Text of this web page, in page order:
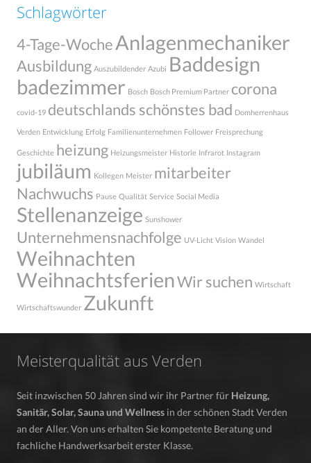
Schlagwörter
4-Tage-WocheAnlagenmechaniker
Ausbildung Auszubildender Azubi Baddesign
badezimmer Bosch Bosch Premium Partner corona
covid-19 deutschlands schönstes bad Domherrenhaus
Verden Entwicklung Erfolg Familienunternehmen Follower Freisprechung
Geschichte heizung Heizungsmeister Historie Infrarot Instagram
jubiläum Kollegen Meister mitarbeiter
Nachwuchs Pause Qualität Service Social Media
Stellenanzeige Sunshower
Unternehmensnachfolge UV-Licht Vision Wandel
Weihnachten
WeihnachtsferienWir suchen Wirtschaft
Wirtschaftswunder Zukunft
Meisterqualität aus Verden
Seit inzwischen 50 Jahren sind wir ihr Partner für Heizung,
Sanitär, Solar, Sauna und Wellness in der schönen Stadt Verden
an der Aller. Von uns erhalten Sie kompetente Beratung und
fachliche Handwerksarbeit erster Klasse.